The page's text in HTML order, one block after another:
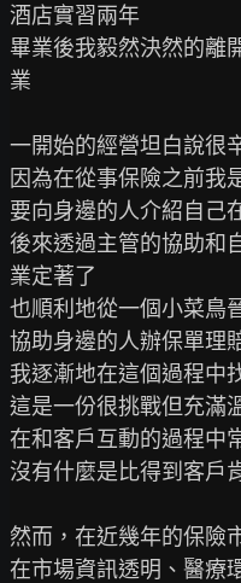
酒店實習兩年
畢業後我毅然決然的離
業
一開始的經營坦白說很
因為在從事保險之前我
要向身邊的人介紹自己
後來透過主管的協助和
業定著了
也順利地從一個小菜鳥
協助身邊的人辦保單理
我逐漸地在這個過程中
這是一份很挑戰但充滿
在和客戶互動的過程中
沒有什麼是比得到客戶
然而，在近幾年的保險
在市場資訊透明、醫療